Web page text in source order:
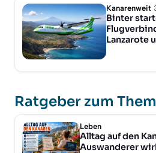
Kanarenweit
Binter
Lanzarote
Ratgeber zum
Leben
Alltag auf den
Auswanderer